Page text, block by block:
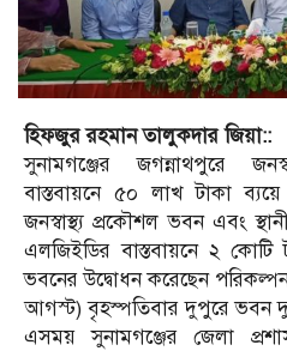
হিফজুর রহমান তালুকদার জিয়া::
সুনামগঞ্জের জগন্নাথপুরে
বাস্তবায়নে ৫০ লাখ টাকা
জনস্বাস্থ্য প্রকৌশল ভবন এবং
এলজিইডির বাস্তবায়নে ২ কোটি
ভবনের উদ্বোধন করেছেন
আগস্ট) বৃহস্পতিবার দুপুরে ভবন
এসময় সুনামগঞ্জের জেলা